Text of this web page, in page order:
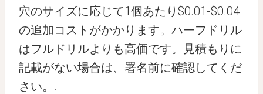
穴のサイズに応じて1個あたり$0.01-$0.04
の追加コストがかかります。ハーフドリル
はフルドリルよりも高価です。見積もりに
記載がない場合は、署名前に確認してくだ
さい。.